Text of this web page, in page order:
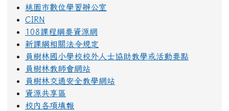
桃園市數位學習辦公室
CIRN
108課程綱要資源網
新課綱相關法令規定
員樹林國小學校校外人士協助教學或活動要點
員樹林教師會網站
員樹林交通安全教學網站
資源共享區
校內各項填報